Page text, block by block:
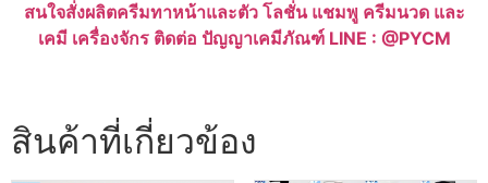
สนใจสั่งผลิตครีมทาหน้าและตัว โลชั่น แชมพู ครีมนวด และ
เคมี เครื่องจักร ติดต่อ ปัญญาเคมีภัณฑ์ LINE : @PYCM
สินค้าที่เกี่ยวข้อง